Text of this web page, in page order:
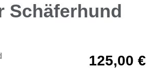
Schäferhund
Regulärer Preis:
125,00 €